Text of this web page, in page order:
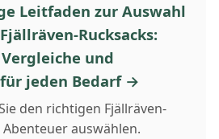
Leitfaden zur Auswahl
Rucksacks:
und
jeden Bedarf →
den richtigen Fjällräven-
auswählen.